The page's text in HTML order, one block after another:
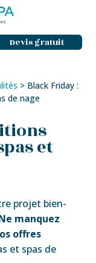
Devis gratuit
> Black Friday :
de nage
et
projet bien-
manquez
offres
et spas de